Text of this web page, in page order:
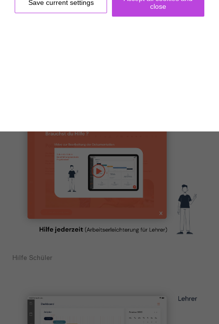
Hilfe Schüler
Save current settings
close